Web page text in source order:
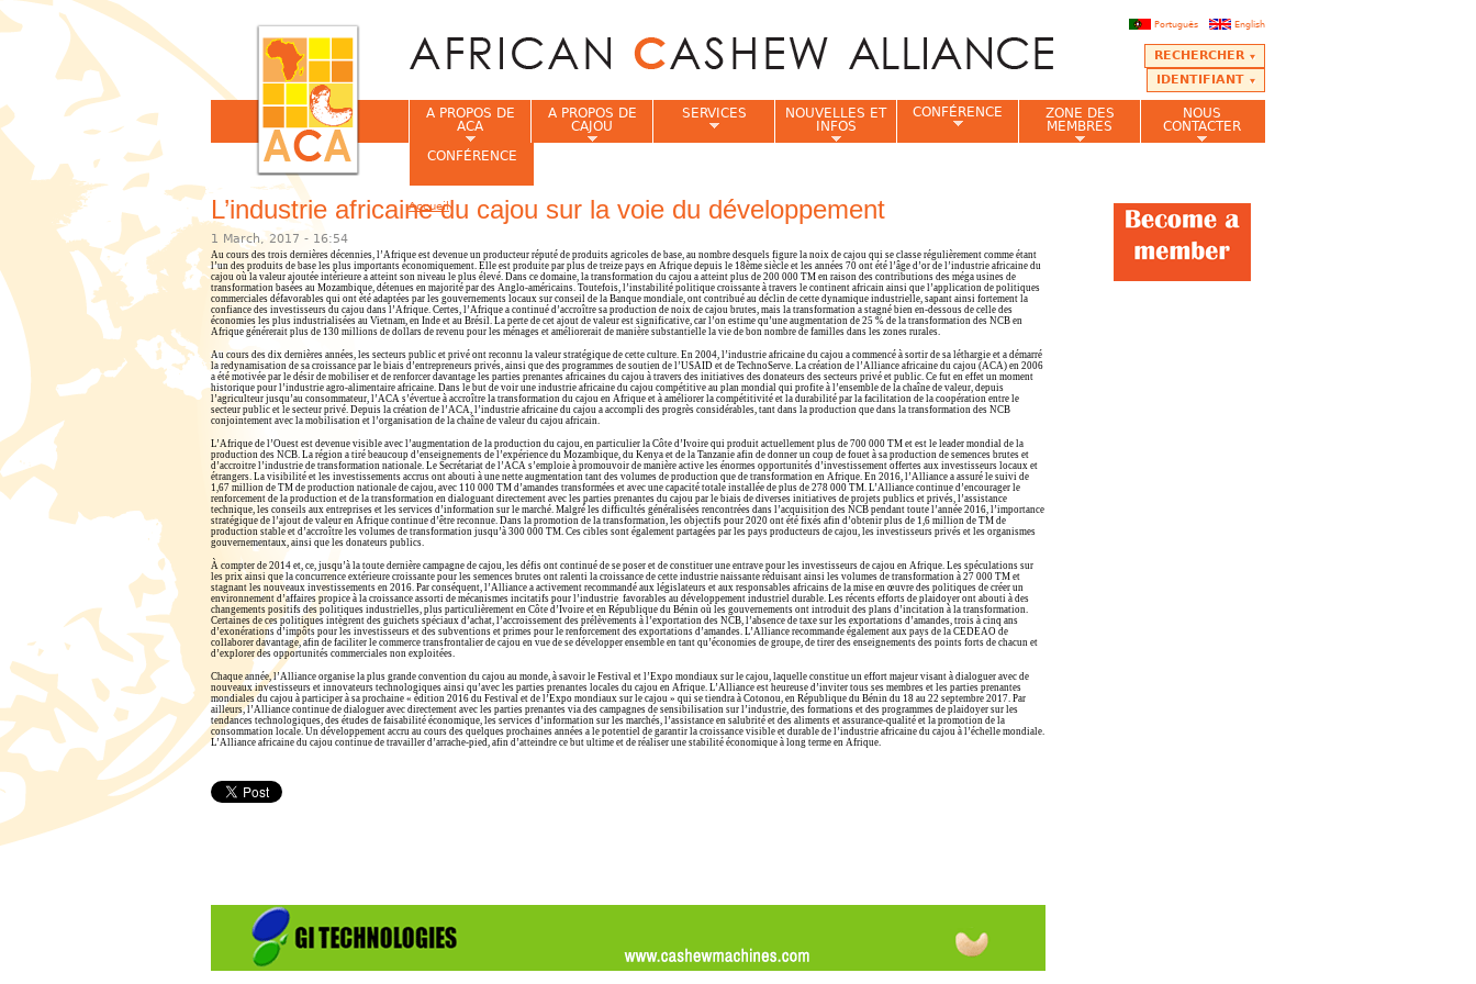
English
Português
RECHERCHER
IDENTIFIANT
L’industrie africaine du cajou sur la voie du développement
1 March, 2017 - 16:54
Au cours des trois dernières décennies, l’Afrique est devenue un producteur réputé de produits agricoles de base, au nombre desquels figure la noix de cajou qui se classe régulièrement comme étant
l’un des produits de base les plus importants économiquement. Elle est produite par plus de treize pays en Afrique depuis le 18ème siècle et les années 70 ont été l’âge d’or de l’industrie africaine du
cajou où la valeur ajoutée intérieure a atteint son niveau le plus élevé. Dans ce domaine, la transformation du cajou a atteint plus de 200 000 TM en raison des contributions des méga usines de
transformation basées au Mozambique, détenues en majorité par des Anglo-américains. Toutefois, l’instabilité politique croissante à travers le continent africain ainsi que l’application de politiques
commerciales défavorables qui ont été adaptées par les gouvernements locaux sur conseil de la Banque mondiale, ont contribué au déclin de cette dynamique industrielle, sapant ainsi fortement la
confiance des investisseurs du cajou dans l’Afrique. Certes, l’Afrique a continué d’accroître sa production de noix de cajou brutes, mais la transformation a stagné bien en-dessous de celle des
économies les plus industrialisées au Vietnam, en Inde et au Brésil. La perte de cet ajout de valeur est significative, car l’on estime qu’une augmentation de 25 % de la transformation des NCB en
Afrique générerait plus de 130 millions de dollars de revenu pour les ménages et améliorerait de manière substantielle la vie de bon nombre de familles dans les zones rurales.
Au cours des dix dernières années, les secteurs public et privé ont reconnu la valeur stratégique de cette culture. En 2004, l’industrie africaine du cajou a commencé à sortir de sa léthargie et a démarré
la redynamisation de sa croissance par le biais d’entrepreneurs privés, ainsi que des programmes de soutien de l’USAID et de TechnoServe. La création de l’Alliance africaine du cajou (ACA) en 2006
a été motivée par le désir de mobiliser et de renforcer davantage les parties prenantes africaines du cajou à travers des initiatives des donateurs des secteurs privé et public. Ce fut en effet un moment
historique pour l’industrie agro-alimentaire africaine. Dans le but de voir une industrie africaine du cajou compétitive au plan mondial qui profite à l’ensemble de la chaîne de valeur, depuis
l’agriculteur jusqu’au consommateur, l’ACA s’évertue à accroître la transformation du cajou en Afrique et à améliorer la compétitivité et la durabilité par la facilitation de la coopération entre le
secteur public et le secteur privé. Depuis la création de l’ACA, l’industrie africaine du cajou a accompli des progrès considérables, tant dans la production que dans la transformation des NCB
conjointement avec la mobilisation et l’organisation de la chaîne de valeur du cajou africain.
L’Afrique de l’Ouest est devenue visible avec l’augmentation de la production du cajou, en particulier la Côte d’Ivoire qui produit actuellement plus de 700 000 TM et est le leader mondial de la
production des NCB. La région a tiré beaucoup d’enseignements de l’expérience du Mozambique, du Kenya et de la Tanzanie afin de donner un coup de fouet à sa production de semences brutes et
d’accroitre l’industrie de transformation nationale. Le Secrétariat de l’ACA s’emploie à promouvoir de manière active les énormes opportunités d’investissement offertes aux investisseurs locaux et
étrangers. La visibilité et les investissements accrus ont abouti à une nette augmentation tant des volumes de production que de transformation en Afrique. En 2016, l’Alliance a assuré le suivi de
1,67 million de TM de production nationale de cajou, avec 110 000 TM d’amandes transformées et avec une capacité totale installée de plus de 278 000 TM. L’Alliance continue d’encourager le
renforcement de la production et de la transformation en dialoguant directement avec les parties prenantes du cajou par le biais de diverses initiatives de projets publics et privés, l’assistance
technique, les conseils aux entreprises et les services d’information sur le marché. Malgré les difficultés généralisées rencontrées dans l’acquisition des NCB pendant toute l’année 2016, l’importance
stratégique de l’ajout de valeur en Afrique continue d’être reconnue. Dans la promotion de la transformation, les objectifs pour 2020 ont été fixés afin d’obtenir plus de 1,6 million de TM de
production stable et d’accroître les volumes de transformation jusqu’à 300 000 TM. Ces cibles sont également partagées par les pays producteurs de cajou, les investisseurs privés et les organismes
gouvernementaux, ainsi que les donateurs publics.
À compter de 2014 et, ce, jusqu’à la toute dernière campagne de cajou, les défis ont continué de se poser et de constituer une entrave pour les investisseurs de cajou en Afrique. Les spéculations sur
les prix ainsi que la concurrence extérieure croissante pour les semences brutes ont ralenti la croissance de cette industrie naissante réduisant ainsi les volumes de transformation à 27 000 TM et
stagnant les nouveaux investissements en 2016. Par conséquent, l’Alliance a activement recommandé aux législateurs et aux responsables africains de la mise en œuvre des politiques de créer un
environnement d’affaires propice à la croissance assorti de mécanismes incitatifs pour l’industrie favorables au développement industriel durable. Les récents efforts de plaidoyer ont abouti à des
changements positifs des politiques industrielles, plus particulièrement en Côte d’Ivoire et en République du Bénin où les gouvernements ont introduit des plans d’incitation à la transformation.
Certaines de ces politiques intègrent des guichets spéciaux d’achat, l’accroissement des prélèvements à l’exportation des NCB, l’absence de taxe sur les exportations d’amandes, trois à cinq ans
d’exonérations d’impôts pour les investisseurs et des subventions et primes pour le renforcement des exportations d’amandes. L’Alliance recommande également aux pays de la CEDEAO de
collaborer davantage, afin de faciliter le commerce transfrontalier de cajou en vue de se développer ensemble en tant qu’économies de groupe, de tirer des enseignements des points forts de chacun et
d’explorer des opportunités commerciales non exploitées.
Chaque année, l’Alliance organise la plus grande convention du cajou au monde, à savoir le Festival et l’Expo mondiaux sur le cajou, laquelle constitue un effort majeur visant à dialoguer avec de
nouveaux investisseurs et innovateurs technologiques ainsi qu’avec les parties prenantes locales du cajou en Afrique. L’Alliance est heureuse d’inviter tous ses membres et les parties prenantes
mondiales du cajou à participer à sa prochaine « édition 2016 du Festival et de l’Expo mondiaux sur le cajou » qui se tiendra à Cotonou, en République du Bénin du 18 au 22 septembre 2017. Par
ailleurs, l’Alliance continue de dialoguer avec directement avec les parties prenantes via des campagnes de sensibilisation sur l’industrie, des formations et des programmes de plaidoyer sur les
tendances technologiques, des études de faisabilité économique, les services d’information sur les marchés, l’assistance en salubrité et des aliments et assurance-qualité et la promotion de la
consommation locale. Un développement accru au cours des quelques prochaines années a le potentiel de garantir la croissance visible et durable de l’industrie africaine du cajou à l’échelle mondiale.
L’Alliance africaine du cajou continue de travailler d’arrache-pied, afin d’atteindre ce but ultime et de réaliser une stabilité économique à long terme en Afrique.
A PROPOS DE
ACA
A PROPOS DE
CAJOU
SERVICES
NOUVELLES ET
INFOS
CONFÉRENCE
ZONE DES
MEMBRES
NOUS
CONTACTER
CONFÉRENCE
Vous êtes ici
Accueil